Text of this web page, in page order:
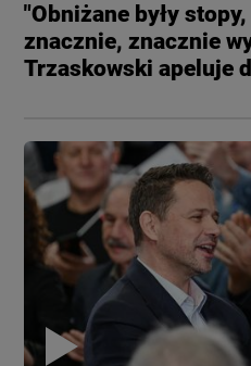
"Obniżane były
znacznie, znacznie
Trzaskowski apeluje